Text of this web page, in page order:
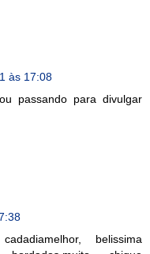
às 17:08
passando para divulgar
belissima